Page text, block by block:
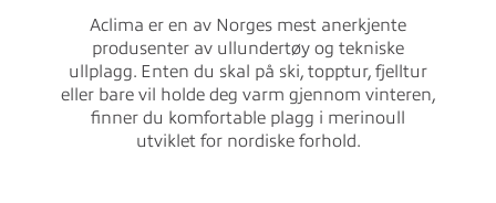
Aclima er en av Norges mest anerkjente
produsenter av ullundertøy og tekniske
ullplagg. Enten du skal på ski, topptur, fjelltur
eller bare vil holde deg varm gjennom vinteren,
finner du komfortable plagg i merinoull
utviklet for nordiske forhold.